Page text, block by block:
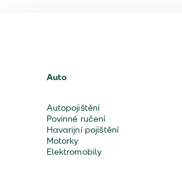
Auto
Autopojištění
Povinné ručení
Havarijní pojištění
Motorky
Elektromobily